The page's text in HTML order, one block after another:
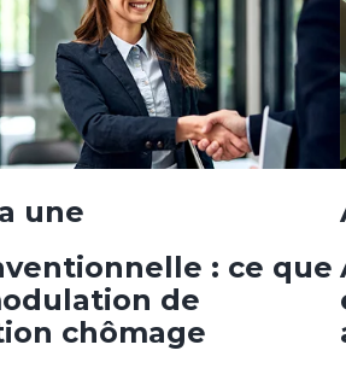
une
: ce que
de
chômage